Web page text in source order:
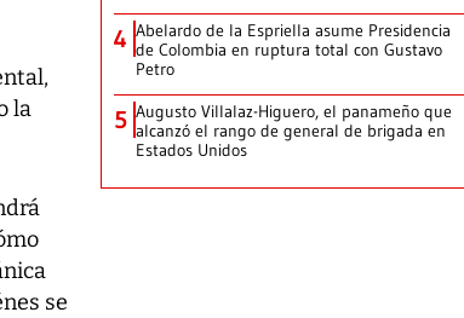
la
se
4 Abelardo de la Espriella asume Presidencia
de Colombia en ruptura total con Gustavo
Petro
5 Augusto Villalaz-Higuero, el panameño que
alcanzó el rango de general de brigada en
Estados Unidos